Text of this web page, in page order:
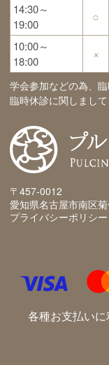
14:30～
19:00
○
10:00～
18:00
×
学会参加などの為、
臨時休診に関しまし
〒457-0012
愛知県名古屋市南区
プライバシーポリシ
各種お支払い